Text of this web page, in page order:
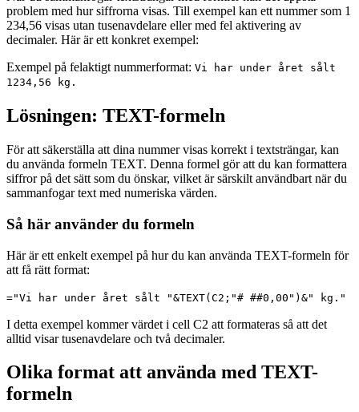
problem med hur siffrorna visas. Till exempel kan ett nummer som 1
234,56 visas utan tusenavdelare eller med fel aktivering av
decimaler. Här är ett konkret exempel:
Exempel på felaktigt nummerformat: Vi har under året sålt
1234,56 kg.
Lösningen: TEXT-formeln
För att säkerställa att dina nummer visas korrekt i textsträngar, kan
du använda formeln TEXT. Denna formel gör att du kan formattera
siffror på det sätt som du önskar, vilket är särskilt användbart när du
sammanfogar text med numeriska värden.
Så här använder du formeln
Här är ett enkelt exempel på hur du kan använda TEXT-formeln för
att få rätt format:
="Vi har under året sålt "&TEXT(C2;"# ##0,00")&" kg."
I detta exempel kommer värdet i cell C2 att formateras så att det
alltid visar tusenavdelare och två decimaler.
Olika format att använda med TEXT-
formeln